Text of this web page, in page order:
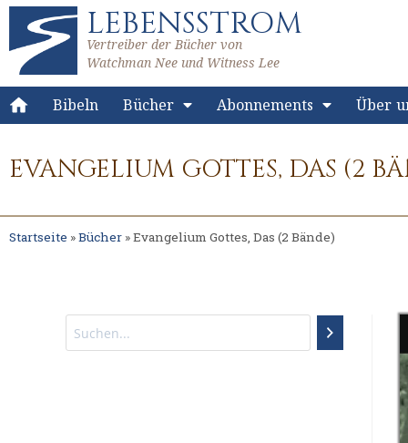
LEBENSSTROM
Vertreiber der Bücher von
Watchman Nee und Witness Lee
Bibeln Bücher Abonnements Über
EVANGELIUM GOTTES, DAS (2
Startseite »Bücher »Evangelium Gottes, Das (2 Bände)